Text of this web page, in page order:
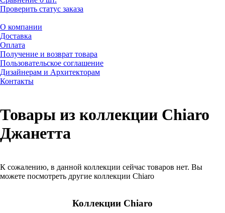
Проверить статус заказа
О компании
Доставка
Оплата
Получение и возврат товара
Пользовательское соглашение
Дизайнерам и Архитекторам
Контакты
Товары из коллекции Chiaro
Джанетта
К сожалению, в данной коллекции сейчас товаров нет. Вы
можете посмотреть другие коллекции Chiaro
Коллекции Chiaro